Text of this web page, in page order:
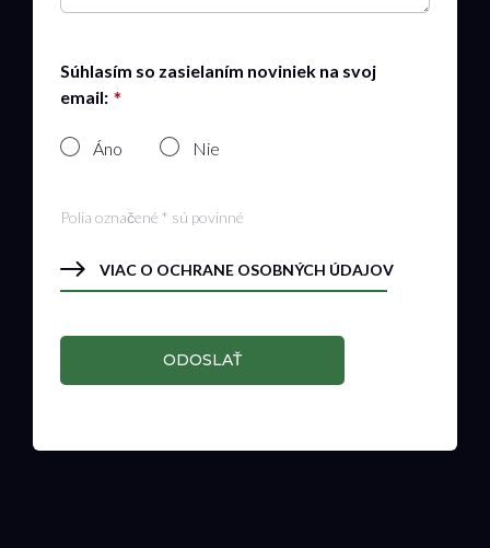
Súhlasím so zasielaním noviniek na svoj
email:
Áno Nie
Polia označené * sú povinné
VIAC O OCHRANE OSOBNÝCH ÚDAJOV
ODOSLAŤ